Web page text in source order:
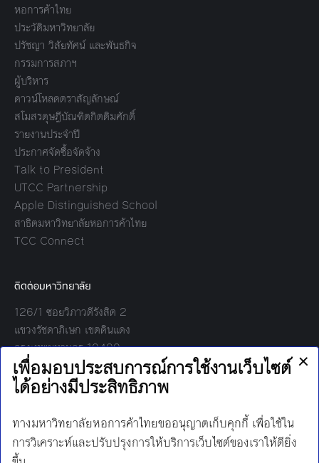
หอการค้าไทย
ประวัติมหาวิทยาลัย
ปรัชญา วิสัยทัศน์ และพันธกิจ
กรรมการสภาฯ
ผู้บริหาร
ดาวน์โหลดตราสัญลักษณ์
สโมสรดุษฎีบัณฑิตกิตติมศักดิ์
รายงานประจำปี
ประกาศจัดซื้อจัดจ้าง
Talk to President
UTCC Partnership
Apple Distinguished School
สาธิตมหาวิทยาลัยหอการค้าไทย
TCC Connect
ติดต่อมหาวิทยาลัย
126/1 ซอยวิภาวดีรังสิต 2
แขวงรัชดาภิเษก เขตดินแดง
กรุงเทพมหานคร 10400
โทร:
02-697-6000
เวลาทำการ:
8.30 - 17.00